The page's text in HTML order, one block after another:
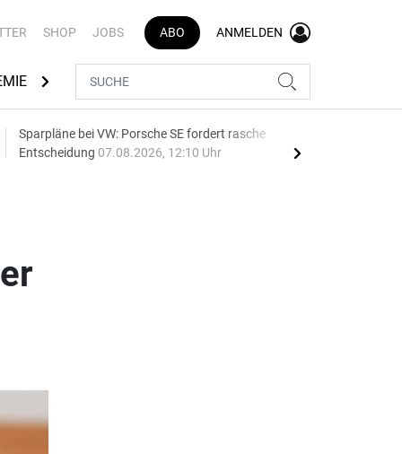
SHOP JOBS ABO ANMELDEN
AUTOMARKEN
Sparpläne bei VW: Porsche SE fordert rasche
Entscheidung 07.08.2026, 12:10 Uhr